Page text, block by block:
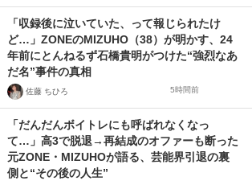
「収録後に泣いていた、って報じられたけ
ど…」ZONEのMIZUHO（38）が明かす、24
年前にとんねるず石橋貴明がつけた“強烈なあ
だ名”事件の真相
佐藤 ちひろ 5時間前
「だんだんボイトレにも呼ばれなくなっ
て…」高3で脱退→再結成のオファーも断った
元ZONE・MIZUHOが語る、芸能界引退の裏
側と“その後の人生”